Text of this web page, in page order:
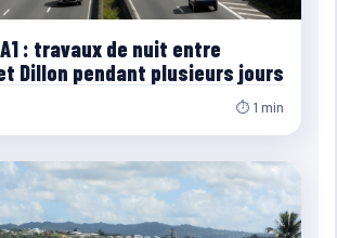
: travaux de nuit entre
Dillon pendant plusieurs jours
⏱ 1 min